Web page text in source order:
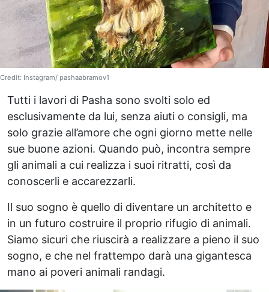
Credit: Instagram/ pashaabramov1
Tutti i lavori di Pasha sono svolti solo ed
esclusivamente da lui, senza aiuti o consigli, ma
solo grazie all’amore che ogni giorno mette nelle
sue buone azioni. Quando può, incontra sempre
gli animali a cui realizza i suoi ritratti, così da
conoscerli e accarezzarli.
Il suo sogno è quello di diventare un architetto e
in un futuro costruire il proprio rifugio di animali.
Siamo sicuri che riuscirà a realizzare a pieno il suo
sogno, e che nel frattempo darà una gigantesca
mano ai poveri animali randagi.